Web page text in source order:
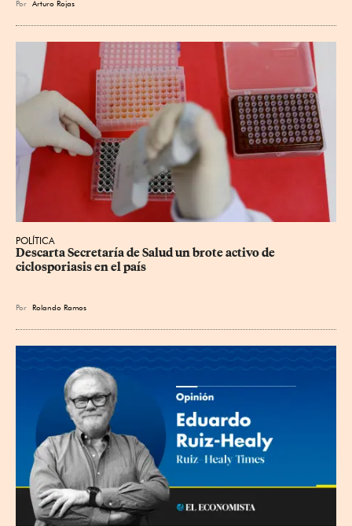
Por Arturo Rojas
POLÍTICA
Descarta Secretaría de Salud un brote activo de
ciclosporiasis en el país
Por Rolando Ramos